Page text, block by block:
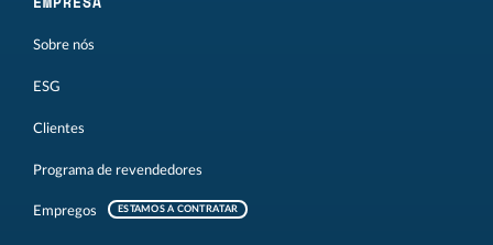
Sobre nós
ESG
Clientes
Programa de revendedores
Empregos ESTAMOS A CONTRATAR